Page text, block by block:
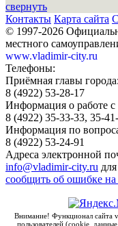
свернуть
Контакты Карта сайта
© 1997-2026
местного
www.vladimir-city.ru
Телефоны:
Приёмная главы города:
8 (4922) 53-28-17
Информация о работе
8 (4922) 35-33-33, 35-
Информация по
8 (4922) 53-24-91
Адреса электронной
info@vladimir-city.ru
сообщить об ошибке на
Внимание! Функционал сайта
пользователей (cookie,